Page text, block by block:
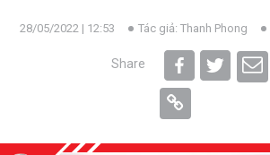
28/05/2022 | 12:53 Tác giả: Thanh Phong
Share